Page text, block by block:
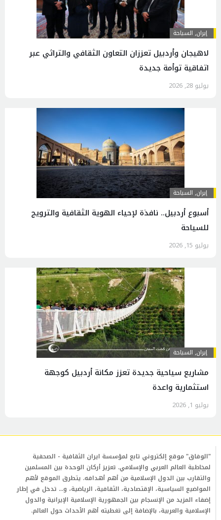
إيران, السياحة
لاهيجان وأردبيل تعززان التعاون الثقافي والتراثي عبر
اتفاقية توأمة جديدة
يوليو 28, 2026
إيران, السياحة
أسبوع أردبيل.. نافذة لإحياء الهوية الثقافية والترويج
للسياحة
يوليو 15, 2026
إيران, السياحة
مشاريع سياحية جديدة تعزز مكانة أردبيل كوجهة
استثمارية واعدة
يوليو 1, 2026
"الوفاق" موقع إلكتروني تابع لمؤسسة ايران الثقافية - الصحفية
لمخاطبة العالم العربي والإسلامي. تعزيز أركان الوحدة بين المسلمين
والتقارب بين الدول الإسلامية من أهم أهدافه. يتطرق الموقع لأهم
المواضيع السياسية، الإقتصادية، الثقافية، الرياضية، و... تدخل في إطار
إضفاء المزيد من الإنسجام بين الجمهورية الإسلامية الإيرانية والدول
الإسلامية والعربية، بالإضافة إلى تغطيته أهم الأحداث حول العالم.